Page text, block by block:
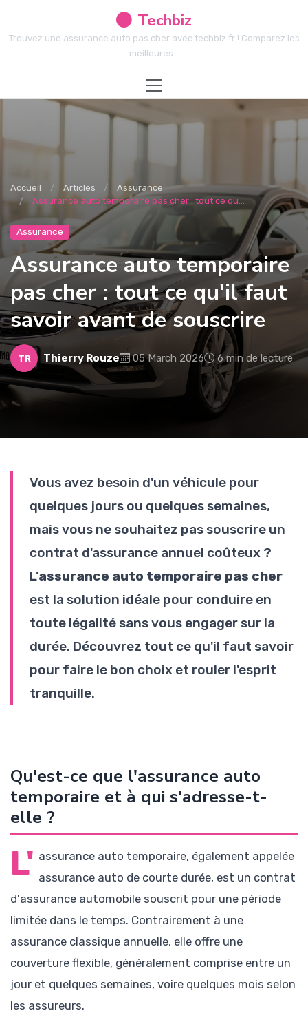
Techbiz
Trouvez une assurance auto pas cher avec techbiz.fr ! Comparez les
meilleures...
Accueil Articles
Assurance
Assurance auto temporaire pas cher : tout ce qu...
Assurance
Assurance auto temporaire
pas cher : tout ce qu'il faut
savoir avant de souscrire
TR Thierry Rouze 05 March 2026 6 min de lecture
Vous avez besoin d'un véhicule pour
quelques jours ou quelques semaines,
mais vous ne souhaitez pas souscrire un
contrat d'assurance annuel coûteux ?
L'assurance auto temporaire pas cher
est la solution idéale pour conduire en
toute légalité sans vous engager sur la
durée. Découvrez tout ce qu'il faut savoir
pour faire le bon choix et rouler l'esprit
tranquille.
Qu'est-ce que l'assurance auto
temporaire et à qui s'adresse-t-
elle ?
L' assurance auto temporaire, également appelée
assurance auto de courte durée, est un contrat
d'assurance automobile souscrit pour une période
limitée dans le temps. Contrairement à une
assurance classique annuelle, elle offre une
couverture flexible, généralement comprise entre un
jour et quelques semaines, voire quelques mois selon
les assureurs.